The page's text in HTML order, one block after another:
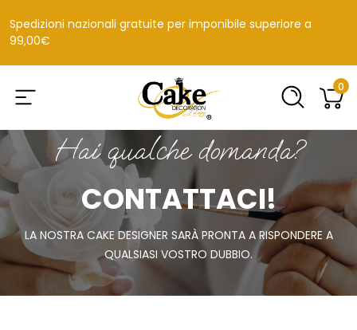
Spedizioni nazionali gratuite per imponibile superiore a
99,00€
0
Hai qualche domanda?
CONTATTACI!
LA NOSTRA CAKE DESIGNER SARÀ PRONTA A RISPONDERE A
QUALSIASI VOSTRO DUBBIO.